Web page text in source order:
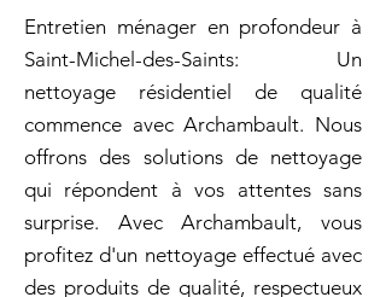
Entretien ménager en profondeur à
Saint-Michel-des-Saints: Un
nettoyage résidentiel de qualité
commence avec Archambault. Nous
offrons des solutions de nettoyage
qui répondent à vos attentes sans
surprise. Avec Archambault, vous
profitez d'un nettoyage effectué avec
des produits de qualité, respectueux